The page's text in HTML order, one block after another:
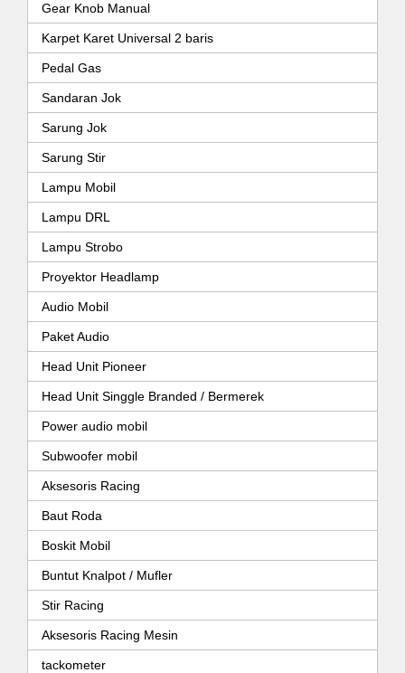
Gear Knob Manual
Karpet Karet Universal 2 baris
Pedal Gas
Sandaran Jok
Sarung Jok
Sarung Stir
Lampu Mobil
Lampu DRL
Lampu Strobo
Proyektor Headlamp
Audio Mobil
Paket Audio
Head Unit Pioneer
Head Unit Singgle Branded / Bermerek
Power audio mobil
Subwoofer mobil
Aksesoris Racing
Baut Roda
Boskit Mobil
Buntut Knalpot / Mufler
Stir Racing
Aksesoris Racing Mesin
tackometer